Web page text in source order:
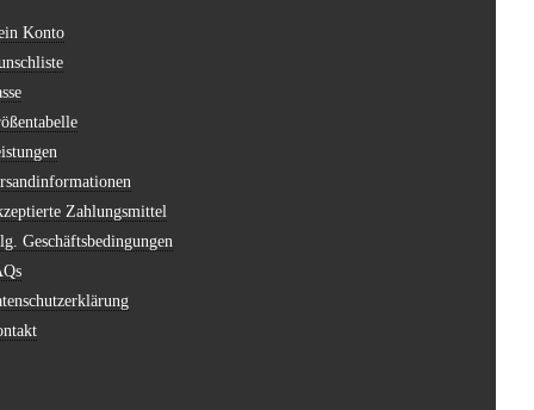
Konto
Zahlungsmittel
Geschäftsbedingungen